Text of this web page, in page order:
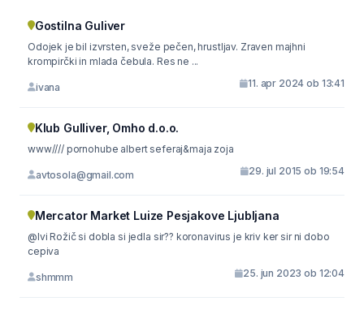
Gostilna Guliver
Odojek je bil izvrsten, sveže pečen, hrustljav. Zraven majhni
krompirčki in mlada čebula. Res ne ...
ivana 11. apr 2024 ob 13:41
Klub Gulliver, Omho d.o.o.
www//// pornohube albert seferaj&maja zoja
avtosola@gmail.com 29. jul 2015 ob 19:54
Mercator Market Luize Pesjakove Ljubljana
@Ivi Rožič si dobla si jedla sir?? koronavirus je kriv ker sir ni dobo
cepiva
shmmm 25. jun 2023 ob 12:04